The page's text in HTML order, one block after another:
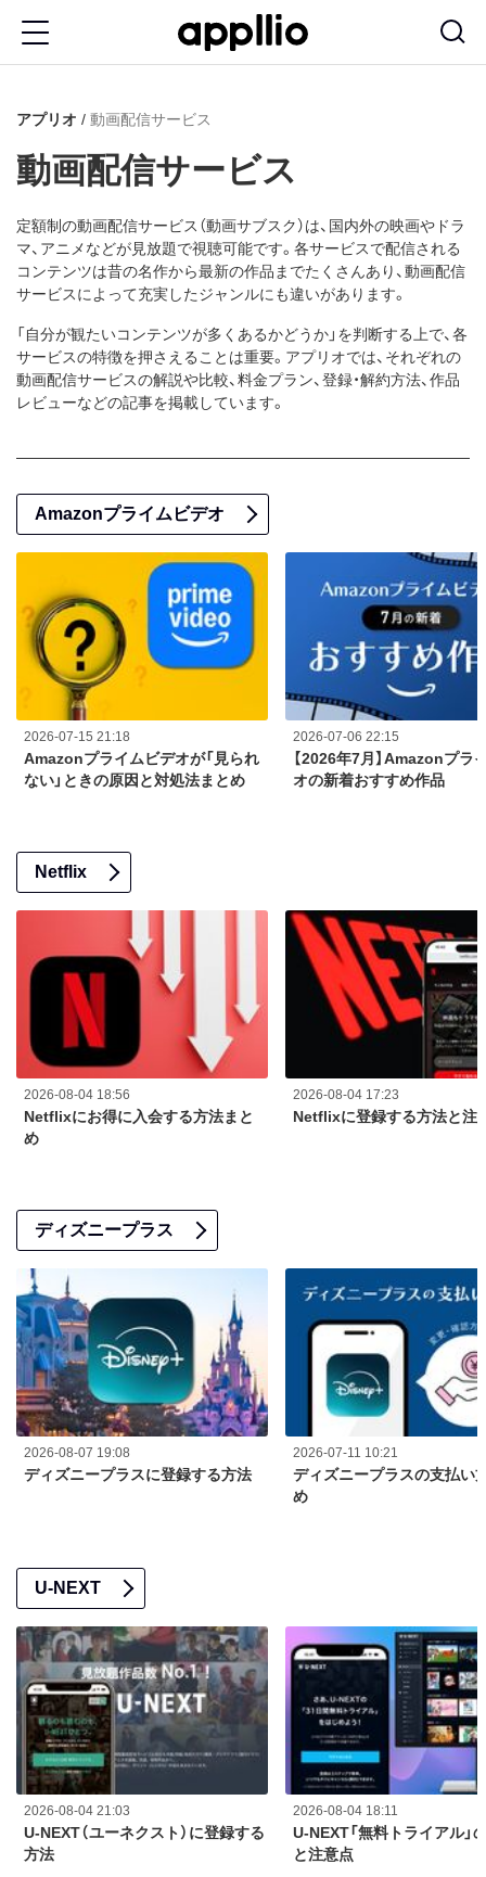
ン
に
アプリオ 動画配信サービス
動画配信サービス
定額制の動画配信サービス（動画サブスク）は、国内外の映画やドラ
マ、アニメなどが見放題で視聴可能です。各サービスで配信される
コンテンツは昔の名作から最新の作品までたくさんあり、動画配信
サービスによって充実したジャンルにも違いがあります。
「自分が観たいコンテンツが多くあるかどうか」を判断する上で、各
サービスの特徴を押さえることは重要。アプリオでは、それぞれの
動画配信サービスの解説や比較、料金プラン、登録・解約方法、作品
レビューなどの記事を掲載しています。
Amazonプライムビデオ
2026-07-15 21:18
Amazonプライムビデオが「見られ
ない」ときの原因と対処法まとめ
2026-07-06 22:15
【2026年7月】Amazonプラ
オの新着おすすめ作品
Netflix
2026-08-04 18:56
Netflixにお得に入会する方法まと
め
2026-08-04 17:23
Netflixに登録する方法と注
ディズニープラス
2026-08-07 19:08
ディズニープラスに登録する方法
2026-07-11 10:21
ディズニープラスの支払い
め
U-NEXT
2026-08-04 21:03
U-NEXT（ユーネクスト）に登録する
方法
2026-08-04 18:11
U-NEXT「無料トライアル」
と注意点